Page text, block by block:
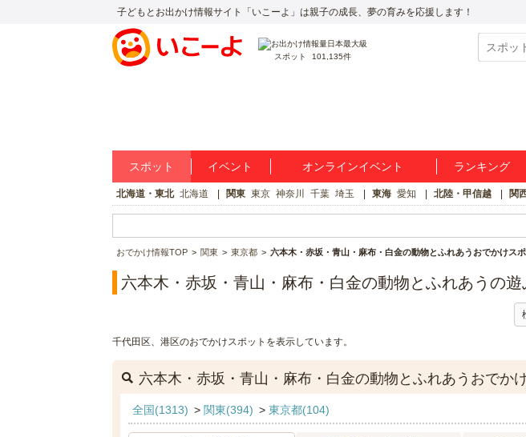
子どもとお出かけ情報サイト「いこーよ」は親子の成長、夢の育みを応援します！
スポット 101,135件
スポット イベント オンラインイベント ランキング
北海道・東北 北海道 関東 東京 神奈川 千葉 埼玉 東海 愛知 北陸・甲信越 関
おでかけ情報TOP 関東 東京都 六本木・赤坂・青山・麻布・白金の動物とふれあうおでかけス
六本木・赤坂・青山・麻布・白金の動物とふれあうの
千代田区、港区のおでかけスポットを表示しています。
六本木・赤坂・青山・麻布・白金の動物とふれあうおでか
全国(1313) > 関東(394) > 東京都(104)